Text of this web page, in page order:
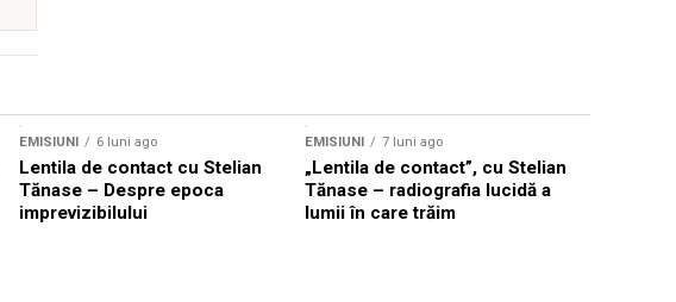
EMISIUNI 6 luni ago
Lentila de contact cu Stelian
Tănase – Despre epoca
imprevizibilului
EMISIUNI 7 luni ago
„Lentila de contact”, cu Stelian
Tănase – radiografia lucidă a
lumii în care trăim